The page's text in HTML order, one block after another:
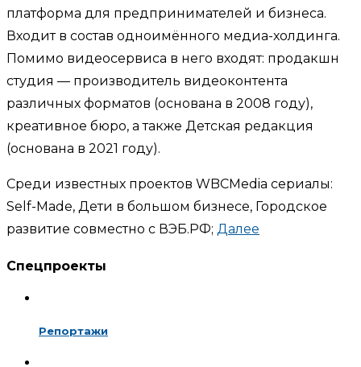
платформа для предпринимателей и бизнеса.
Входит в состав одноимённого медиа-холдинга.
Помимо видеосервиса в него входят: продакшн
студия — производитель видеоконтента
различных форматов (основана в 2008 году),
креативное бюро, а также Детская редакция
(основана в 2021 году).
Среди известных проектов WBCMedia сериалы:
Self-Made, Дети в большом бизнесе, Городское
развитие совместно с ВЭБ.РФ; Далее
Спецпроекты
Репортажи